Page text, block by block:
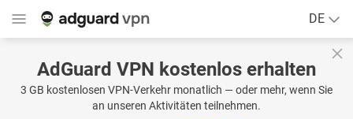
DE
AdGuard VPN kostenlos erhalten
3 GB kostenlosen VPN-Verkehr monatlich — oder mehr, wenn Sie
an unseren Aktivitäten teilnehmen.